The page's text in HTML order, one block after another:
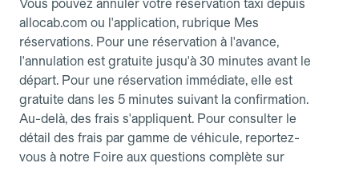
Vous pouvez annuler votre réservation taxi depuis
allocab.com ou l'application, rubrique Mes
réservations. Pour une réservation à l'avance,
l'annulation est gratuite jusqu'à 30 minutes avant le
départ. Pour une réservation immédiate, elle est
gratuite dans les 5 minutes suivant la confirmation.
Au-delà, des frais s'appliquent. Pour consulter le
détail des frais par gamme de véhicule, reportez-
vous à notre Foire aux questions complète sur